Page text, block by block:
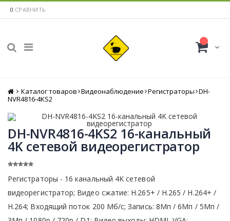
0 СРАВНИТЬ
Главная
Каталог товаров Видеонаблюдение Регистраторы DH-
NVR4816-4KS2
DH-NVR4816-4KS2 16-канальный
4K сетевой видеорегистратор
Регистраторы - 16 канальный 4K сетевой
видеорегистратор; Видео сжатие: H.265+ / H.265 / H.264+ /
H.264; Входящий поток 200 Мб/с; Запись: 8Мп / 6Мп / 5Мп /